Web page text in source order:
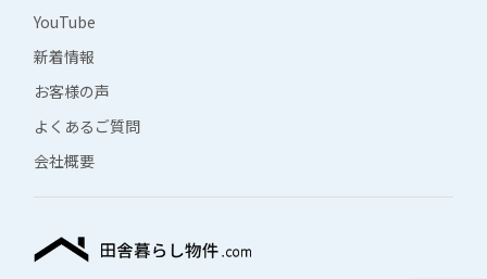
YouTube
新着情報
お客様の声
よくあるご質問
会社概要